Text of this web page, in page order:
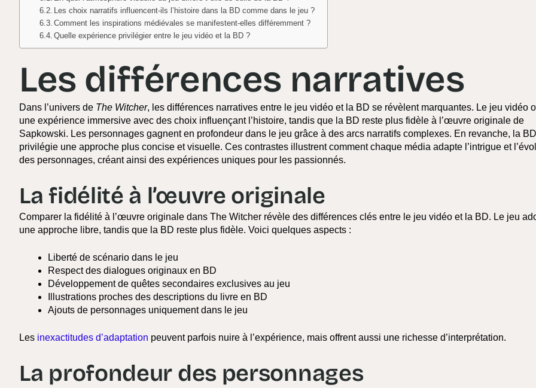
Les choix narratifs influencent-ils l’histoire dans la BD comme dans le jeu ?
Comment les inspirations médiévales se manifestent-elles différemment ?
Quelle expérience privilégier entre le jeu vidéo et la BD ?
Les différences narratives
Dans l’univers de The Witcher, les différences narratives entre le jeu vidéo et la BD se révèlent marquantes. Le jeu vidéo
une expérience immersive avec des choix influençant l’histoire, tandis que la BD reste plus fidèle à l’œuvre originale de
Sapkowski. Les personnages gagnent en profondeur dans le jeu grâce à des arcs narratifs complexes. En revanche, la BD
privilégie une approche plus concise et visuelle. Ces contrastes illustrent comment chaque média adapte l’intrigue et
des personnages, créant ainsi des expériences uniques pour les passionnés.
La fidélité à l’œuvre originale
Comparer la fidélité à l’œuvre originale dans The Witcher révèle des différences clés entre le jeu vidéo et la BD. Le jeu
une approche libre, tandis que la BD reste plus fidèle. Voici quelques aspects :
Liberté de scénario dans le jeu
Respect des dialogues originaux en BD
Développement de quêtes secondaires exclusives au jeu
Illustrations proches des descriptions du livre en BD
Ajouts de personnages uniquement dans le jeu
Les inexactitudes d’adaptation peuvent parfois nuire à l’expérience, mais offrent aussi une richesse d’interprétation.
La profondeur des personnages